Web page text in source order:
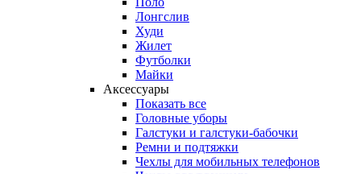
Лонгслив
Худи
Жилет
Футболки
Майки
Аксессуары
Показать все
Головные уборы
Галстуки и галстуки-бабочки
Ремни и подтяжки
Чехлы для мобильных телефонов